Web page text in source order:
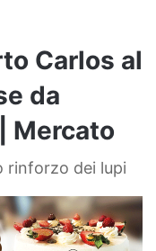
Carlos al
da
Mercato
rinforzo dei lupi